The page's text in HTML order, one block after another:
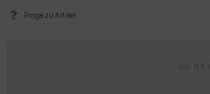
inkl. 19
Frage zu Artikel